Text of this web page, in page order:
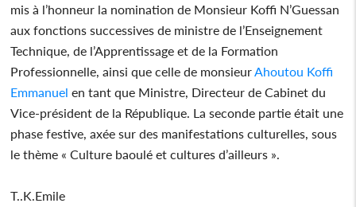
mis à l’honneur la nomination de Monsieur Koffi N’Guessan
aux fonctions successives de ministre de l’Enseignement
Technique, de l’Apprentissage et de la Formation
Professionnelle, ainsi que celle de monsieurAhoutou Koffi
Emmanuel en tant que Ministre, Directeur de Cabinet du
Vice‑président de la République. La seconde partie était une
phase festive, axée sur des manifestations culturelles, sous
le thème « Culture baoulé et cultures d’ailleurs ».
T..K.Emile